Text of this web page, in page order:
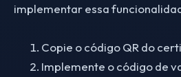
implementar essa
Copie o código QR do
Implemente o código de